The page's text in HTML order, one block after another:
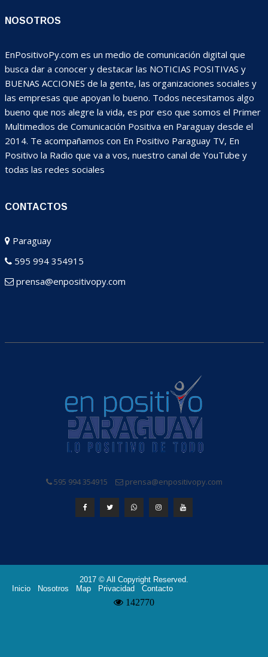
NOSOTROS
EnPositivoPy.com es un medio de comunicación digital que
busca dar a conocer y destacar las NOTICIAS POSITIVAS y
BUENAS ACCIONES de la gente, las organizaciones sociales y
las empresas que apoyan lo bueno. Todos necesitamos algo
bueno que nos alegre la vida, es por eso que somos el Primer
Multimedios de Comunicación Positiva en Paraguay desde el
2014. Te acompañamos con En Positivo Paraguay TV, En
Positivo la Radio que va a vos, nuestro canal de YouTube y
todas las redes sociales
CONTACTOS
Paraguay
595 994 354915
prensa@enpositivopy.com
595 994 354915 prensa@enpositivopy.com
2017 © All Copyright Reserved.
Inicio
Nosotros Map Privacidad Contacto